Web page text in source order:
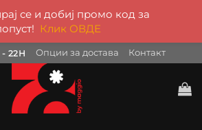
22H Опции за достава Контакт
се и добиј промо код за
Клик ОВДЕ